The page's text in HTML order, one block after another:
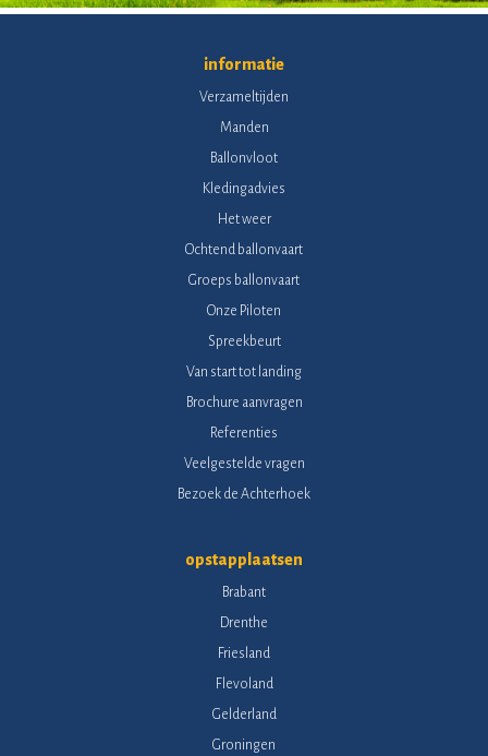
informatie
Verzameltijden
Manden
Ballonvloot
Kledingadvies
Het weer
Ochtend ballonvaart
Groeps ballonvaart
Onze Piloten
Spreekbeurt
Van start tot landing
Brochure aanvragen
Referenties
Veelgestelde vragen
Bezoek de Achterhoek
opstapplaatsen
Brabant
Drenthe
Friesland
Flevoland
Gelderland
Groningen